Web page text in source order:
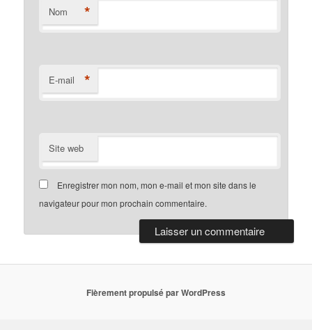
Nom *
E-mail *
Site web
Enregistrer mon nom, mon e-mail et mon site dans le
navigateur pour mon prochain commentaire.
Fièrement propulsé par WordPress